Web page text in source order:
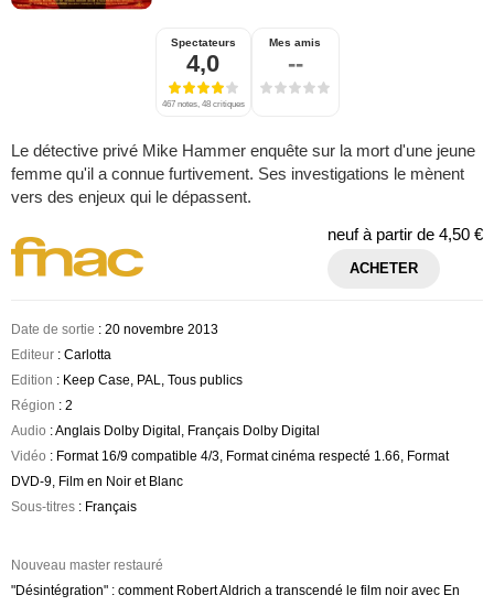
Spectateurs
4,0
467 notes, 48 critiques
Mes amis
--
Le détective privé Mike Hammer enquête sur la mort d'une jeune
femme qu'il a connue furtivement. Ses investigations le mènent
vers des enjeux qui le dépassent.
neuf à partir de 4,50 €
ACHETER
Date de sortie : 20 novembre 2013
Editeur : Carlotta
Edition : Keep Case, PAL, Tous publics
Région : 2
Audio : Anglais Dolby Digital, Français Dolby Digital
Vidéo : Format 16/9 compatible 4/3, Format cinéma respecté 1.66, Format
DVD-9, Film en Noir et Blanc
Sous-titres : Français
Nouveau master restauré
"Désintégration" : comment Robert Aldrich a transcendé le film noir avec En